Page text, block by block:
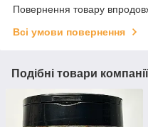
Повернення товару
Всі умови повернення
Подібні товари компанії